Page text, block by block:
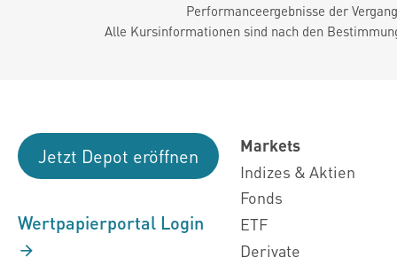
Performanceergebnisse der
Alle Kursinformationen sind nach den
Jetzt Depot eröffnen
Wertpapierportal Login
Markets
Indizes & Aktien
Fonds
ETF
Derivate